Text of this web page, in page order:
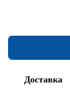
Доставка